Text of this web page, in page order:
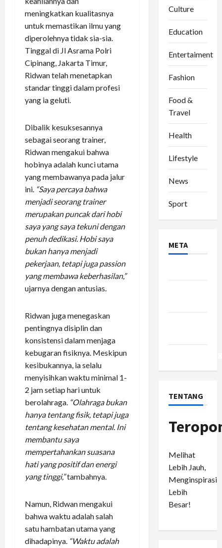
meningkatkan kualitasnya
untuk memastikan ilmu yang
diperolehnya tidak sia-sia.
Tinggal di Jl Asrama Polri
Cipinang, Jakarta Timur,
Ridwan telah menetapkan
standar tinggi dalam profesi
yang ia geluti.
Dibalik kesuksesannya
sebagai seorang trainer,
Ridwan mengakui bahwa
hobinya adalah kunci utama
yang membawanya pada jalur
ini. “Saya percaya bahwa
menjadi seorang trainer
merupakan puncak dari hobi
saya yang saya tekuni dengan
penuh dedikasi. Hobi saya
bukan hanya menjadi
pekerjaan, tetapi juga passion
yang membawa keberhasilan,”
ujarnya dengan antusias.
Ridwan juga menegaskan
pentingnya disiplin dan
konsistensi dalam menjaga
kebugaran fisiknya. Meskipun
kesibukannya, ia selalu
menyisihkan waktu minimal 1-
2 jam setiap hari untuk
berolahraga. “Olahraga bukan
hanya tentang fisik, tetapi juga
tentang kesehatan mental. Ini
membantu saya
mempertahankan suasana
hati yang positif dan energi
yang tinggi,”tambahnya.
Namun, Ridwan mengakui
bahwa waktu adalah salah
satu hambatan utama yang
dihadapinya. “Waktu adalah
Culture
Education
Entertaiment
Fashion
Food &
Travel
Health
Lifestyle
News
Sport
META
TENTANG
Melihat
Lebih Jauh,
Menginspirasi
Lebih
Besar!